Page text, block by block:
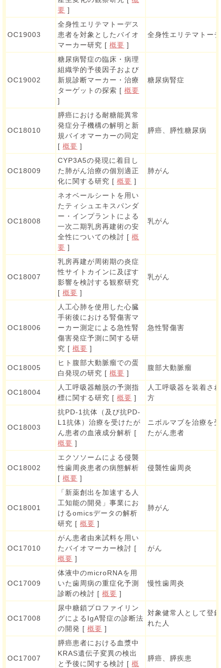
要 ]
OC19003
全身性エリテマトーデス
患者を対象としたバイオ
マーカー研究 [ 概要 ]
全身性エリテマトー
OC19002
糖尿病腎症の臨床・病理
組織学的予後因子および
新規診断マーカー・治療
ターゲットの探索 [ 概要
]
糖尿病腎症
OC18010
膵癌における耐糖能異常
発症分子機構の解明と新
規バイオマーカーの同定
[ 概要 ]
膵癌、膵性糖尿病
OC18009
CYP3A5の発現に着目し
た肺がん治療の個別適正
化に関する研究 [ 概要 ]
肺がん
OC18008
ネオベールシートを用い
たティシュエキスパンダ
ー・インプラントによる
一次二期乳房再建術の安
全性についての検討 [ 概
要 ]
乳がん
OC18007
乳房再建が周術期の炎症
性サイトカインに及ぼす
影響を検討する観察研究
[ 概要 ]
乳がん
OC18006
人工心肺を使用した心臓
手術後における腎傷害マ
ーカー測定による急性腎
傷害発症予測に関する研
究 [ 概要 ]
急性腎傷害
OC18005
ヒト腹部大動脈瘤での蛋
白発現の研究 [ 概要 ]
腹部大動脈瘤
OC18004
人工呼吸器離脱の予測指
標に関する研究 [ 概要 ]
人工呼吸器を装着さ
方
OC18003
抗PD-1抗体（及び抗PD-
L1抗体）治療を受けたが
ん患者の血液成分解析 [
概要 ]
ニボルマブを治療を
たがん患者
OC18002
エクソソームによる侵襲
性歯周炎患者の病態解析
[ 概要 ]
侵襲性歯周炎
OC18001
「新薬創出を加速する人
工知能の開発」事業にお
けるomicsデータの解析
研究 [ 概要 ]
肺がん
OC17010
がん患者由来試料を用い
たバイオマーカー検討 [
概要 ]
がん
OC17009
体液中のmicroRNAを用
いた歯周病の重症化予測
診断の検討 [ 概要 ]
慢性歯周炎
OC17008
尿中糖鎖プロファイリン
グによるIgA腎症の診断法
の開発 [ 概要 ]
対象健常人として登
れた人
OC17007
膵癌患者における血漿中
KRAS遺伝子変異の検出
と予後に関する検討 [ 概
膵癌、膵疾患